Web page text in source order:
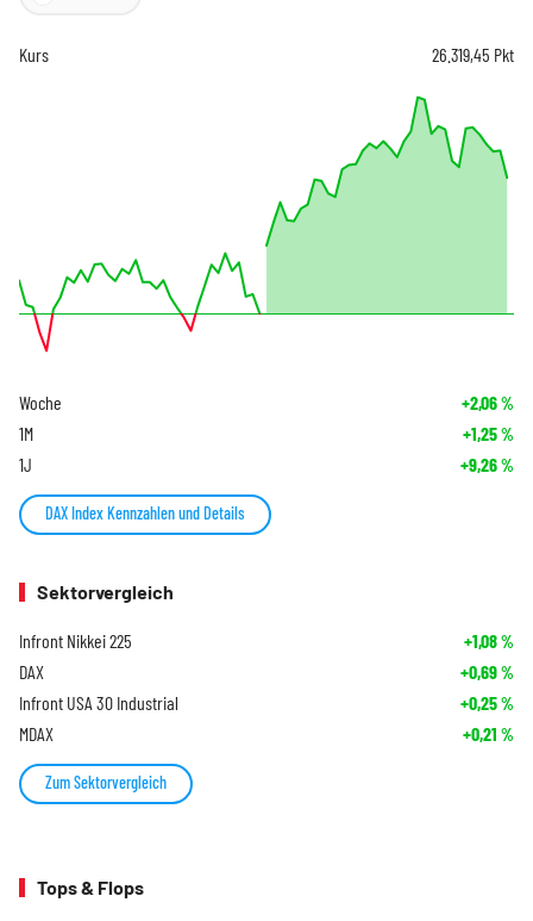
Kurs 26.319,45 Pkt
Woche +2,06%
1M +1,25%
1J +9,26%
DAX Index Kennzahlen und Details
Sektorvergleich
Infront Nikkei 225 +1,08%
DAX +0,69%
Infront USA 30 Industrial +0,25%
MDAX +0,21 %
Zum Sektorvergleich
Tops & Flops